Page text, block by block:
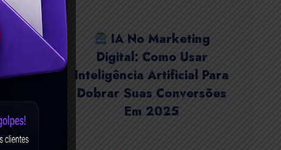
IA No Marketing
Digital: Como Usar
Inteligência Artificial Para
Dobrar Suas Conversões
Em 2025